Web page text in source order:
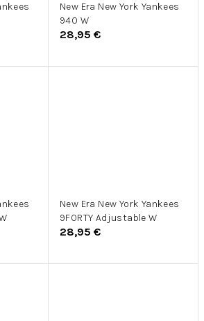
New Era New York Yankees
940 W
28,95 €
New Era New York Yankees
9FORTY Adjustable W
28,95 €